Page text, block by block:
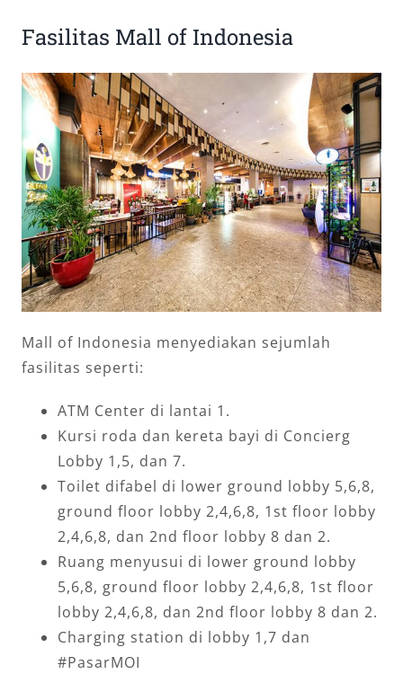
Fasilitas Mall of Indonesia
Mall of Indonesia menyediakan sejumlah
fasilitas seperti:
ATM Center di lantai 1.
Kursi roda dan kereta bayi di Concierg
Lobby 1,5, dan 7.
Toilet difabel di lower ground lobby 5,6,8,
ground floor lobby 2,4,6,8, 1st floor lobby
2,4,6,8, dan 2nd floor lobby 8 dan 2.
Ruang menyusui di lower ground lobby
5,6,8, ground floor lobby 2,4,6,8, 1st floor
lobby 2,4,6,8, dan 2nd floor lobby 8 dan 2.
Charging station di lobby 1,7 dan
#PasarMOI